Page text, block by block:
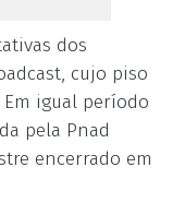
dos
cujo piso
Em igual período
pela Pnad
encerrado em